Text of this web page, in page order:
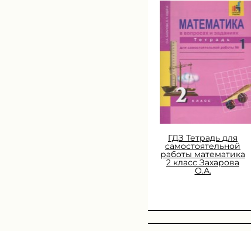
ГДЗ Тетрадь для
самостоятельной
работы математика
2 класс Захарова
О.А.